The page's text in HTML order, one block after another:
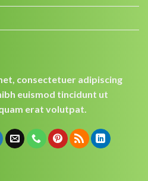
consectetuer adipiscing
euismod tincidunt ut
erat volutpat.